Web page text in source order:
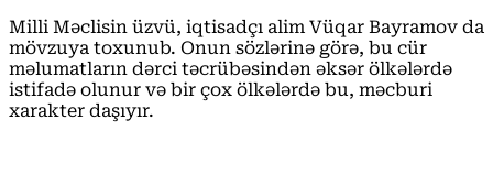
Milli Məclisin üzvü, iqtisadçı alim Vüqar Bayramov da
mövzuya toxunub. Onun sözlərinə görə, bu cür
məlumatların dərci təcrübəsindən əksər ölkələrdə
istifadə olunur və bir çox ölkələrdə bu, məcburi
xarakter daşıyır.